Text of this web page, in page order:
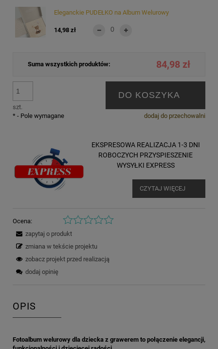
Eleganckie PUDEŁKO na Album Welurowy
14,98 zł
Suma wszystkich produktów: 84,98 zł
szt.
DO KOSZYKA
dodaj do przechowalni
* - Pole wymagane
EKSPRESOWA REALIZACJA 1-3 DNI
ROBOCZYCH PRZYSPIESZENIE
WYSYŁKI EXPRESS
CZYTAJ WIĘCEJ
Ocena:
zapytaj o produkt
zmiana w tekście projektu
zobacz projekt przed realizacją
dodaj opinię
OPIS
Fotoalbum welurowy dla dziecka z grawerem to połączenie elegancji,